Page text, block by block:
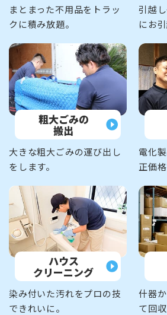
まとまった不用品をトラッ
クに積み放題。
引越
にお引
粗大ごみの
搬出
大きな粗大ごみの運び出し
をします。
電化
正価
ハウス
クリーニング
染み付いた汚れをプロの技
できれいに。
什器
て回